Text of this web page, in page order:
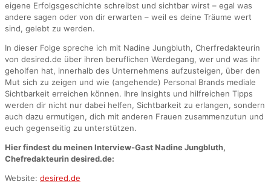
eigene Erfolgsgeschichte schreibst und sichtbar wirst – egal was
andere sagen oder von dir erwarten – weil es deine Träume wert
sind, gelebt zu werden.
In dieser Folge spreche ich mit Nadine Jungbluth, Cherfredakteurin
von desired.de über ihren beruflichen Werdegang, wer und was ihr
geholfen hat, innerhalb des Unternehmens aufzusteigen, über den
Mut sich zu zeigen und wie (angehende) Personal Brands mediale
Sichtbarkeit erreichen können. Ihre Insights und hilfreichen Tipps
werden dir nicht nur dabei helfen, Sichtbarkeit zu erlangen, sondern
auch dazu ermutigen, dich mit anderen Frauen zusammenzutun und
euch gegenseitig zu unterstützen.
Hier findest du meinen Interview-Gast Nadine Jungbluth,
Chefredakteurin desired.de:
Website: desired.de